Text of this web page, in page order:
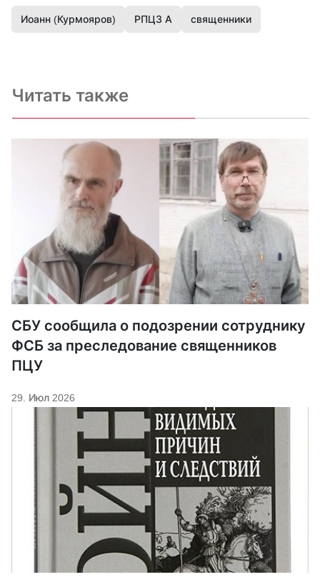
Иоанн (Курмояров) РПЦЗ А священники
Читать также
СБУ сообщила о подозрении сотруднику
ФСБ за преследование священников
ПЦУ
29. Июл 2026